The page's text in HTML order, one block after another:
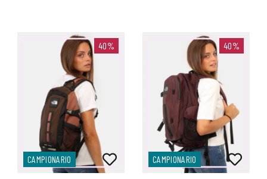
40%
CAMPIONARIO
40%
CAMPIONARIO